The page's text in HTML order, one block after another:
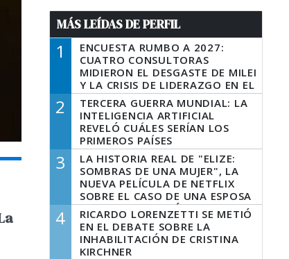
MÁS LEÍDAS DE PERFIL
1
ENCUESTA RUMBO A 2027:
CUATRO CONSULTORAS
MIDIERON EL DESGASTE DE MILEI
Y LA CRISIS DE LIDERAZGO EN EL
PERONISMO
2
TERCERA GUERRA MUNDIAL: LA
INTELIGENCIA ARTIFICIAL
REVELÓ CUÁLES SERÍAN LOS
PRIMEROS PAÍSES
LATINOAMERICANOS EN SER
DERROTADOS
3
LA HISTORIA REAL DE "ELIZE:
SOMBRAS DE UNA MUJER", LA
NUEVA PELÍCULA DE NETFLIX
SOBRE EL CASO DE UNA ESPOSA
QUE DESCUARTIZÓ A SU
MARIDO
4
RICARDO LORENZETTI SE METIÓ
EN EL DEBATE SOBRE LA
INHABILITACIÓN DE CRISTINA
KIRCHNER